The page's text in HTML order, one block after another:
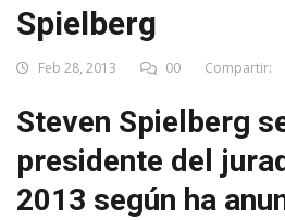
Spielberg
Feb 28, 2013 00 Compartir:
Steven Spielberg
presidente del
2013 según ha